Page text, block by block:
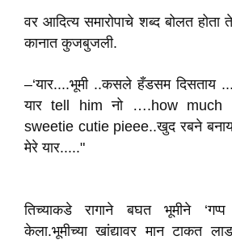
वर आदित्य समारोपाचे शब्द बोलत होता
कानात कुजबुजली.
–‘यार....भूमी ..कसले हँडसम दिसताय
यार tell him नो ….how
sweetie cutie pieee..खुद रबने
मेरे यार....."
तिच्याकडे रागाने बघत भूमीने
केला.भूमीच्या खांद्यावर मान टाकत